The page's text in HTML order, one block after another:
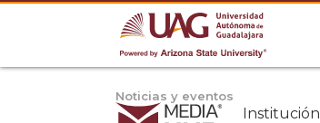
Noticias y eventos
Institución